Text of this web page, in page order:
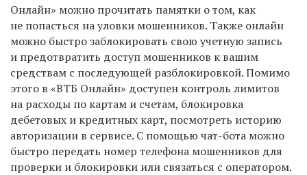
Онлайн» можно прочитать памятки о том, как
не попасться на уловки мошенников. Также онлайн
можно быстро заблокировать свою учетную запись
и предотвратить доступ мошенников к вашим
средствам с последующей разблокировкой. Помимо
этого в «ВТБ Онлайн» доступен контроль лимитов
на расходы по картам и счетам, блокировка
дебетовых и кредитных карт, посмотреть историю
авторизации в сервисе. С помощью чат-бота можно
быстро передать номер телефона мошенников для
проверки и блокировки или связаться с оператором.